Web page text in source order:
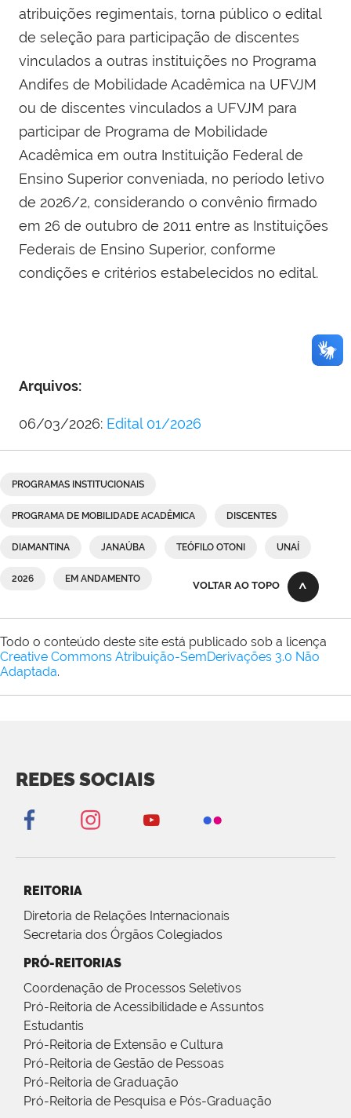
atribuições regimentais, torna público o edital
de seleção para participação de discentes
vinculados a outras instituições no Programa
Andifes de Mobilidade Acadêmica na UFVJM
ou de discentes vinculados a UFVJM para
participar de Programa de Mobilidade
Acadêmica em outra Instituição Federal de
Ensino Superior conveniada, no período letivo
de 2026/2, considerando o convênio firmado
em 26 de outubro de 2011 entre as Instituições
Federais de Ensino Superior, conforme
condições e critérios estabelecidos no edital.
Arquivos:
06/03/2026: Edital 01/2026
PROGRAMAS INSTITUCIONAIS
PROGRAMA DE MOBILIDADE ACADÊMICA DISCENTES
DIAMANTINA JANAÚBA TEÓFILO OTONI UNAÍ
2026 EM ANDAMENTO
VOLTAR AO TOPO
Todo o conteúdo deste site está publicado sob a licença
Creative Commons Atribuição-SemDerivações 3.0 Não
Adaptada.
REDES SOCIAIS
REITORIA
Diretoria de Relações Internacionais
Secretaria dos Órgãos Colegiados
PRÓ-REITORIAS
Coordenação de Processos Seletivos
Pró-Reitoria de Acessibilidade e Assuntos
Estudantis
Pró-Reitoria de Extensão e Cultura
Pró-Reitoria de Gestão de Pessoas
Pró-Reitoria de Graduação
Pró-Reitoria de Pesquisa e Pós-Graduação